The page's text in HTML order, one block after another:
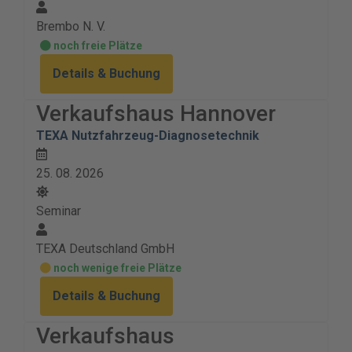
Brembo N. V.
noch freie Plätze
Details & Buchung
Verkaufshaus Hannover
TEXA Nutzfahrzeug-Diagnosetechnik
25. 08. 2026
Seminar
TEXA Deutschland GmbH
noch wenige freie Plätze
Details & Buchung
Verkaufshaus